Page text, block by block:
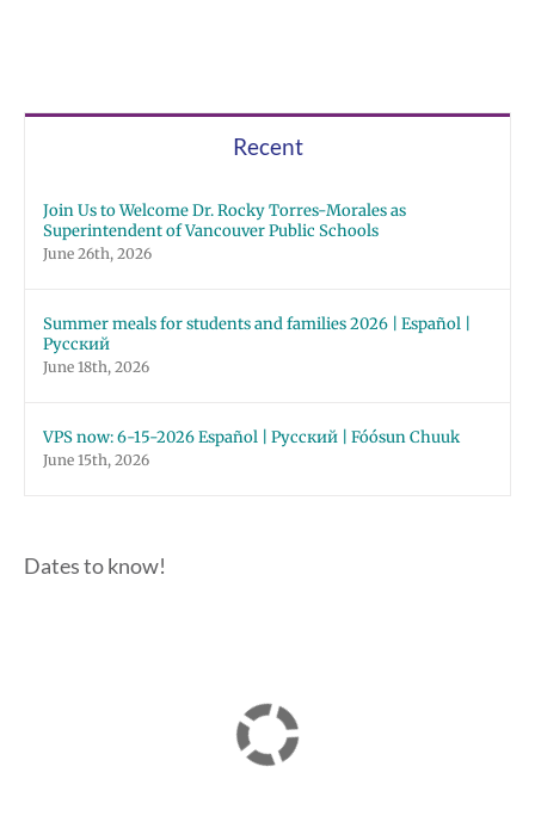
Recent
Join Us to Welcome Dr. Rocky Torres-Morales as
Superintendent of Vancouver Public Schools
June 26th, 2026
Summer meals for students and families 2026 | Español |
Русский
June 18th, 2026
VPS now: 6-15-2026 Español | Русский | Fóósun Chuuk
June 15th, 2026
Dates to know!